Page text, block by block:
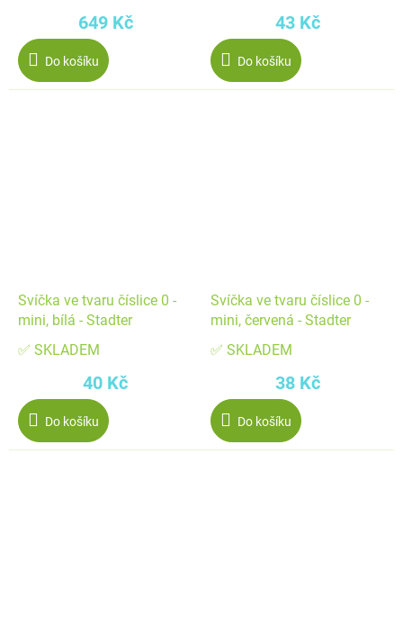
649 Kč
Do košíku
43 Kč
Do košíku
Svíčka ve tvaru číslice 0 -
mini, bílá - Stadter
✅ SKLADEM
40 Kč
Do košíku
Svíčka ve tvaru číslice 0 -
mini, červená - Stadter
✅ SKLADEM
38 Kč
Do košíku